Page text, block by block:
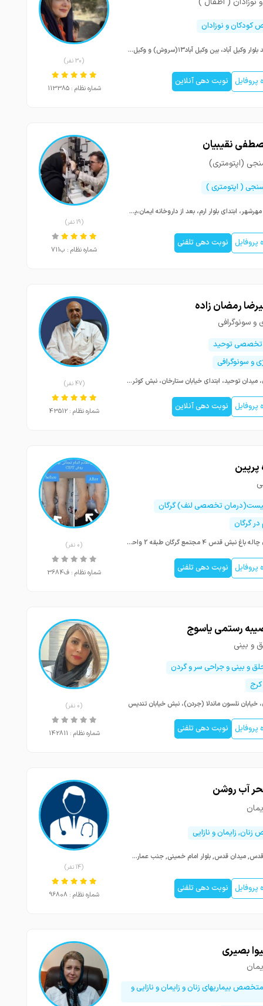
و نوزادان
مشهد بلوار وکیل آباد، بین وکیل آباد۱۳(سروش) و وکیل آباد ۱۵ ، جنب داروخانه دکترانصاری، ساختمان پزشکان سروش ، طبقه اول
نوبت دهی آنلاین
(30 نفر)
شماره نظام : 113385
نقیبیان
(اپتومتری)
( اپتومتری )
کرج، مهرشهر، ابتدای بلوار ارم، بعد از داروخانه ایمان،پلاک ۱۲0
نوبت دهی تلفنی
(19 نفر)
شماره نظام : ب711
رمضان زاده
و سونوگرافی
تخصصی توحید
و سونوگرافی
تهران، میدان توحید، ابتدای خیابان ستارخان، نبش کوثر یکم، ساختمان پزشکان کوثر
نوبت دهی آنلاین
(47 نفر)
شماره نظام : 43512
تخصصی لنف) گرگان
گرگان
گرگان چاله باغ نبش قدس 4 مجتمع گرگان طبقه 2 واحد5
نوبت دهی تلفنی
(0 نفر)
شماره نظام : ف3684
رستمی یاسوج
و بینی
و بینی و جراحی سر و گردن
کرج
خیابان نلسون ماندلا (جردن)، نبش خیابان تندیس
نوبت دهی تلفنی
(0 نفر)
شماره نظام : 142811
آب روشن
زایمان و نازایی
شهر قدس, میدان قدس, بلوار امام خمینی, جنب عمارت ساختمان بانک کشاورزی طبقه3 طبقه فوقانی آزمایشگاه نامی کلینیک دکتر علمی
نوبت دهی تلفنی
(14 نفر)
شماره نظام : 96808
بصیری
بیماریهای زنان و زایمان و نازایی و